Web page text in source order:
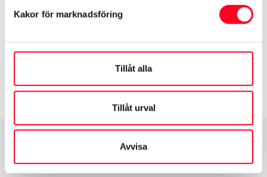
Kakor för marknadsföring
Tillåt alla
Tillåt urval
Avvisa
Den är geografiskt begränsad
Pengarna betalas ut månadsvis